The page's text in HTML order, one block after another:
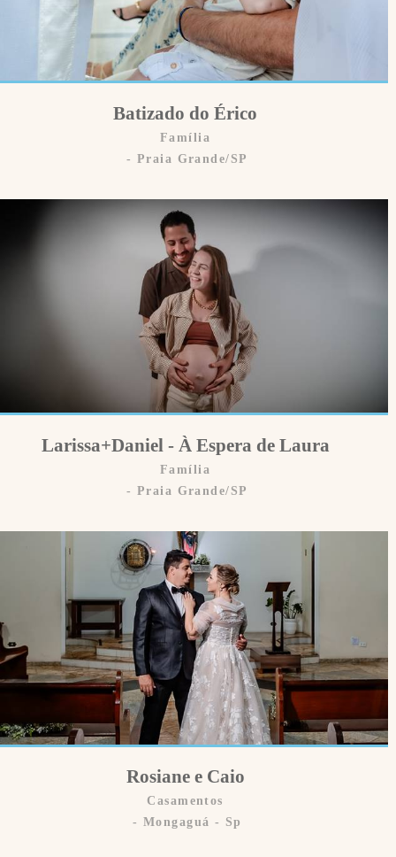
Batizado do Érico
Família
Praia Grande/SP
Larissa+Daniel - À Espera de Laura
Família
Praia Grande/SP
Rosiane e Caio
Casamentos
Mongaguá - Sp